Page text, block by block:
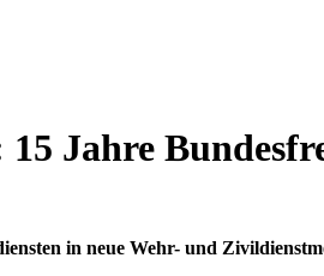
Jahre
in neue Wehr- und